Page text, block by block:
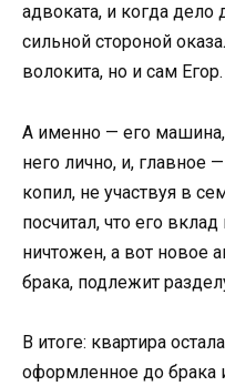
адвоката, и когда
сильной стороной
волокита, но и сам Егор.
А именно — его машина,
него лично, и, главное
копил, не участвуя в
посчитал, что его
ничтожен, а вот новое
брака, подлежит
В итоге: квартира
оформленное до брака